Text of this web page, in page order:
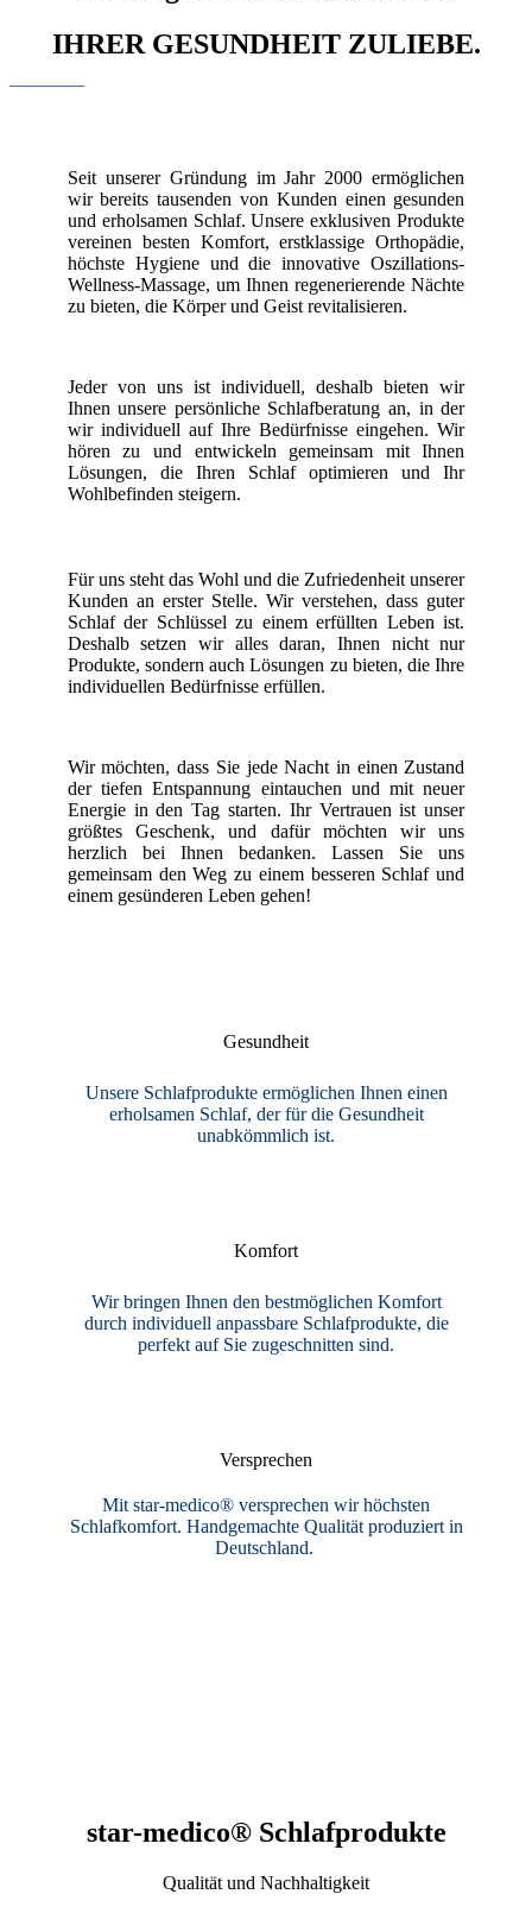
IHRER GESUNDHEIT ZULIEBE.
Seit unserer Gründung im Jahr 2000 ermöglichen
wir bereits tausenden von Kunden einen gesunden
und erholsamen Schlaf. Unsere exklusiven Produkte
vereinen besten Komfort, erstklassige Orthopädie,
höchste Hygiene und die innovative Oszillations-
Wellness-Massage, um Ihnen regenerierende Nächte
zu bieten, die Körper und Geist revitalisieren.
Jeder von uns ist individuell, deshalb bieten wir
Ihnen unsere persönliche Schlafberatung an, in der
wir individuell auf Ihre Bedürfnisse eingehen. Wir
hören zu und entwickeln gemeinsam mit Ihnen
Lösungen, die Ihren Schlaf optimieren und Ihr
Wohlbefinden steigern.
Für uns steht das Wohl und die Zufriedenheit unserer
Kunden an erster Stelle. Wir verstehen, dass guter
Schlaf der Schlüssel zu einem erfüllten Leben ist.
Deshalb setzen wir alles daran, Ihnen nicht nur
Produkte, sondern auch Lösungen zu bieten, die Ihre
individuellen Bedürfnisse erfüllen.
Wir möchten, dass Sie jede Nacht in einen Zustand
der tiefen Entspannung eintauchen und mit neuer
Energie in den Tag starten. Ihr Vertrauen ist unser
größtes Geschenk, und dafür möchten wir uns
herzlich bei Ihnen bedanken. Lassen Sie uns
gemeinsam den Weg zu einem besseren Schlaf und
einem gesünderen Leben gehen!
Gesundheit
Unsere Schlafprodukte ermöglichen Ihnen einen
erholsamen Schlaf, der für die Gesundheit
unabkömmlich ist.
Komfort
Wir bringen Ihnen den bestmöglichen Komfort
durch individuell anpassbare Schlafprodukte, die
perfekt auf Sie zugeschnitten sind.
Versprechen
Mit star-medico® versprechen wir höchsten
Schlafkomfort. Handgemachte Qualität produziert in
Deutschland.
star-medico® Schlafprodukte
Qualität und Nachhaltigkeit